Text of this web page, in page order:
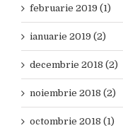
februarie 2019 (1)
ianuarie 2019 (2)
decembrie 2018 (2)
noiembrie 2018 (2)
octombrie 2018 (1)